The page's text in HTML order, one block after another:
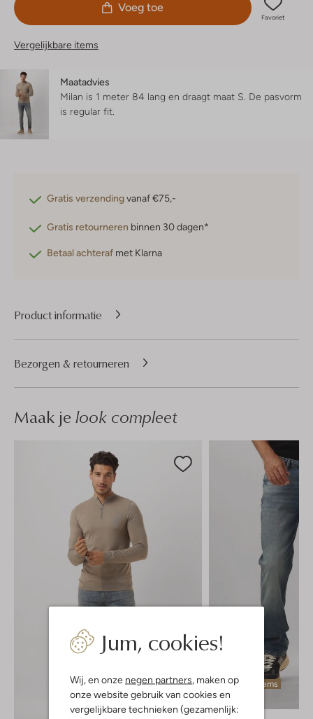
Jum, cookies!
Wij, en onze negen partners , maken op
onze website gebruik van cookies en
vergelijkbare technieken (gezamenlijk:
Voeg toe
Favoriet
Vergelijkbare items
Maatadvies
Milan is 1 meter 84 lang en draagt maat S. De pasvorm
is regular fit
Gratis verzendingvanaf €75,-
Gratis retourneren binnen 30 dagen*
Betaal achteraf met Klarna
Product informatie
Bezorgen & retourneren
Maak je look compleet
Laatste items
-50%